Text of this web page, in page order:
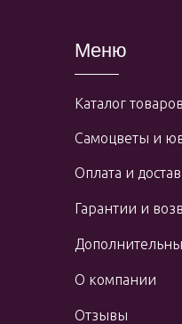
Меню
Каталог товаров
Самоцветы и
Оплата и
Гарантии и
О компании
Отзывы